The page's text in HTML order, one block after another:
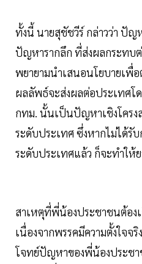
ทั้งนี้ นายสุชัชวีร์ กล่าวว่า ปัญ
ปัญหารากลึก ที่ส่งผลกระทบ
พยายามนำเสนอนโยบายเ
ผลลัพธ์จะส่งผลต่อประเทศโ
กทม. นั้นเป็นปัญหาเชิงโครง
ระดับประเทศ ซึ่งหากไม่ได้
ระดับประเทศแล้ว ก็จะทำให้
สาเหตุที่พี่น้องประชาชนต้อง
เนื่องจากพรรคมีความตั้งใจจ
โจทย์ปัญหาของพี่น้องประชา